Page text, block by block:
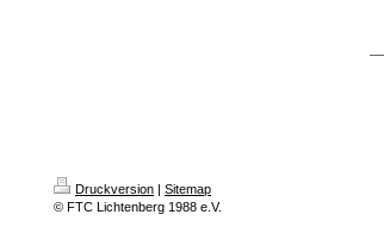
Druckversion | Sitemap
© FTC Lichtenberg 1988 e.V.